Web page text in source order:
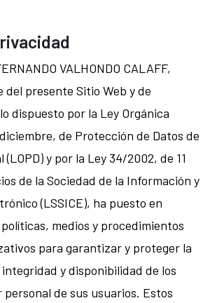
VALHONDO CALAFF,
del presente Sitio Web y de
dispuesto por la Ley Orgánica
de Protección de Datos de
y por la Ley 34/2002, de 11
de la Sociedad de la Información y
(LSSICE), ha puesto en
medios y procedimientos
para garantizar y proteger la
y disponibilidad de los
de sus usuarios. Estos